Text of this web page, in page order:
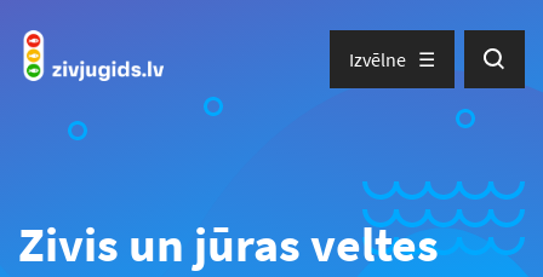
Izvēlne
Zivis un jūras veltes